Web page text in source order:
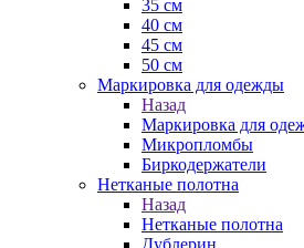
35 см
40 см
45 см
50 см
Маркировка для одежды
Назад
Маркировка для
Микропломбы
Биркодержатели
Нетканые полотна
Назад
Нетканые полотна
Дублерин